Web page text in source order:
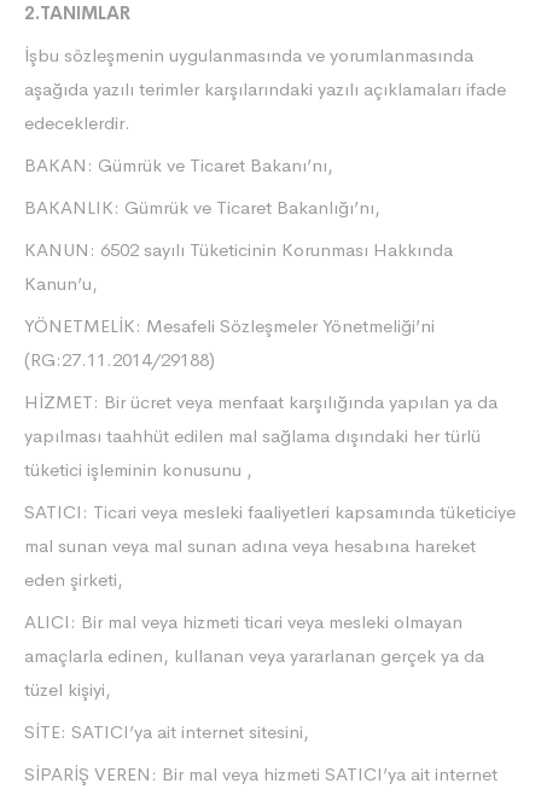
2.TANIMLAR
İşbu sözleşmenin uygulanmasında ve yorumlanmasında
aşağıda yazılı terimler karşılarındaki yazılı açıklamaları ifade
edeceklerdir.
BAKAN: Gümrük ve Ticaret Bakanı’nı,
BAKANLIK: Gümrük ve Ticaret Bakanlığı’nı,
KANUN: 6502 sayılı Tüketicinin Korunması Hakkında
Kanun’u,
YÖNETMELİK: Mesafeli Sözleşmeler Yönetmeliği’ni
(RG:27.11.2014/29188)
HİZMET: Bir ücret veya menfaat karşılığında yapılan ya da
yapılması taahhüt edilen mal sağlama dışındaki her türlü
tüketici işleminin konusunu ,
SATICI: Ticari veya mesleki faaliyetleri kapsamında tüketiciye
mal sunan veya mal sunan adına veya hesabına hareket
eden şirketi,
ALICI: Bir mal veya hizmeti ticari veya mesleki olmayan
amaçlarla edinen, kullanan veya yararlanan gerçek ya da
tüzel kişiyi,
SİTE: SATICI’ya ait internet sitesini,
SİPARİŞ VEREN: Bir mal veya hizmeti SATICI’ya ait internet